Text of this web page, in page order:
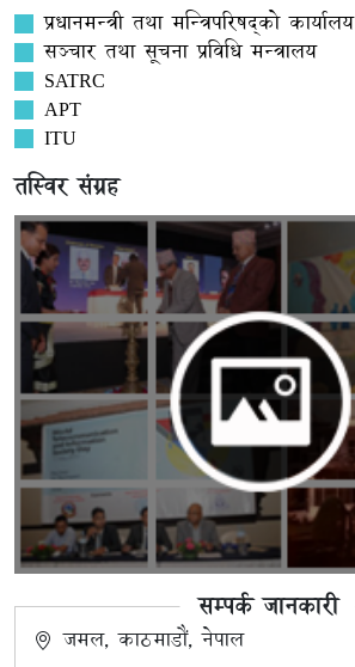
प्रधानमन्त्री तथा मन्त्रिपरिषद्को कार्यालय
सञ्‍चार तथा सूचना प्रविधि मन्त्रालय
SATRC
APT
ITU
तस्विर संग्रह
सम्पर्क जानकारी
जमल, काठमाडौं, नेपाल